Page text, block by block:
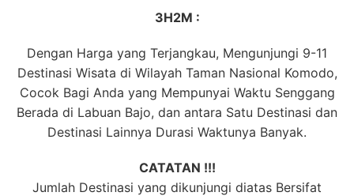
3H2M :
Dengan Harga yang Terjangkau, Mengunjungi 9-11
Destinasi Wisata di Wilayah Taman Nasional Komodo,
Cocok Bagi Anda yang Mempunyai Waktu Senggang
Berada di Labuan Bajo, dan antara Satu Destinasi dan
Destinasi Lainnya Durasi Waktunya Banyak.
CATATAN !!!
Jumlah Destinasi yang dikunjungi diatas Bersifat